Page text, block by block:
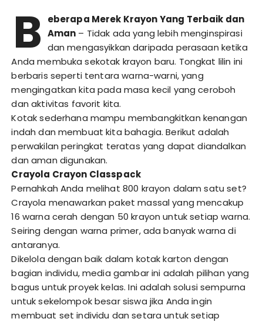
B
eberapa Merek Krayon Yang Terbaik dan
Aman – Tidak ada yang lebih menginspirasi
dan mengasyikkan daripada perasaan ketika
Anda membuka sekotak krayon baru. Tongkat lilin ini
berbaris seperti tentara warna-warni, yang
mengingatkan kita pada masa kecil yang ceroboh
dan aktivitas favorit kita.
Kotak sederhana mampu membangkitkan kenangan
indah dan membuat kita bahagia. Berikut adalah
perwakilan peringkat teratas yang dapat diandalkan
dan aman digunakan.
Crayola Crayon Classpack
Pernahkah Anda melihat 800 krayon dalam satu set?
Crayola menawarkan paket massal yang mencakup
16 warna cerah dengan 50 krayon untuk setiap warna.
Seiring dengan warna primer, ada banyak warna di
antaranya.
Dikelola dengan baik dalam kotak karton dengan
bagian individu, media gambar ini adalah pilihan yang
bagus untuk proyek kelas. Ini adalah solusi sempurna
untuk sekelompok besar siswa jika Anda ingin
membuat set individu dan setara untuk setiap